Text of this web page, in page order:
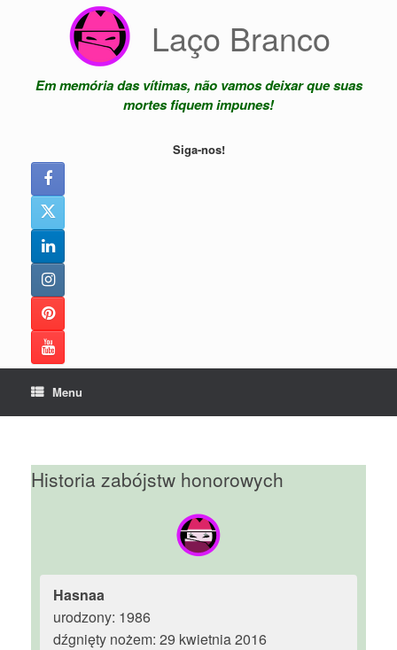
Laço Branco
Em memória das vítimas, não vamos deixar que suas
mortes fiquem impunes!
Siga-nos!
Menu
Historia zabójstw honorowych
Hasnaa
urodzony: 1986
dźgnięty nożem: 29 kwietnia 2016